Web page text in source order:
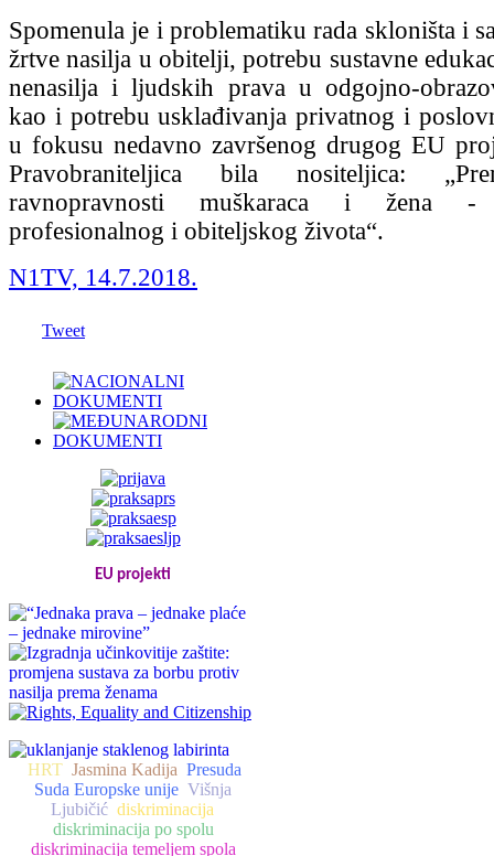
Spomenula je i problematiku rada skloništa i
žrtve nasilja u obitelji, potrebu sustavne
nenasilja i ljudskih prava u odgojno-
kao i potrebu usklađivanja privatnog i
u fokusu nedavno završenog drugog EU
Pravobraniteljica bila nositeljica:
ravnopravnosti muškaraca i žena -
profesionalnog i obiteljskog života“.
N1TV, 14.7.2018.
Tweet
EU projekti
HRT Jasmina Kadija Presuda
Suda Europske unije Višnja
Ljubičić diskriminacija
diskriminacija po spolu
diskriminacija temeljem spola